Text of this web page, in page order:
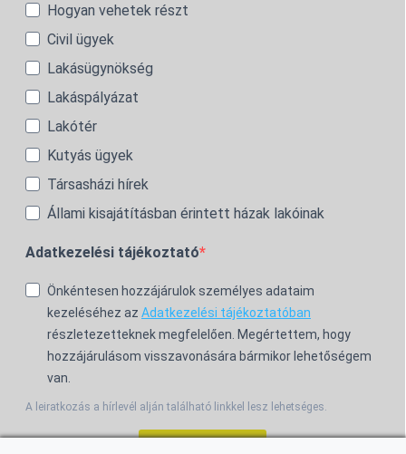
Hogyan vehetek részt
Civil ügyek
Lakásügynökség
Lakáspályázat
Lakótér
Kutyás ügyek
Társasházi hírek
Állami kisajátításban érintett házak lakóinak
Adatkezelési tájékoztató
Önkéntesen hozzájárulok személyes adataim
kezeléséhez az Adatkezelési tájékoztatóban
részletezetteknek megfelelően. Megértettem, hogy
hozzájárulásom visszavonására bármikor lehetőségem
van.
A leiratkozás a hírlevél alján található linkkel lesz lehetséges.